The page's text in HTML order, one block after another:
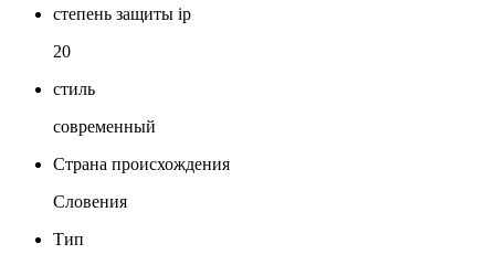
степень защиты ip
20
стиль
современный
Страна происхождения
Словения
Тип